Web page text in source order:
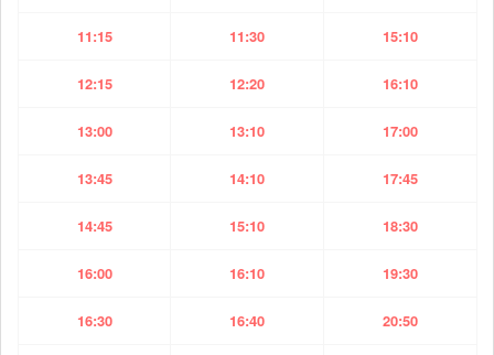
11:15 11:30 15:10
12:15 12:20 16:10
13:00 13:10 17:00
13:45 14:10 17:45
14:45 15:10 18:30
16:00 16:10 19:30
16:30 16:40 20:50